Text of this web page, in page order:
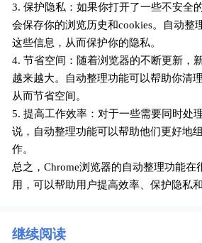
3. 保护隐私：如果你打开了一些不安全
会保存你的浏览历史和cookies。自动整
这些信息，从而保护你的隐私。
4. 节省空间：随着浏览器的不断更新，
越来越大。自动整理功能可以帮助你清
从而节省空间。
5. 提高工作效率：对于一些需要同时处
说，自动整理功能可以帮助他们更好地
作。
总之，Chrome浏览器的自动整理功能在
用，可以帮助用户提高效率、保护隐私
继续阅读